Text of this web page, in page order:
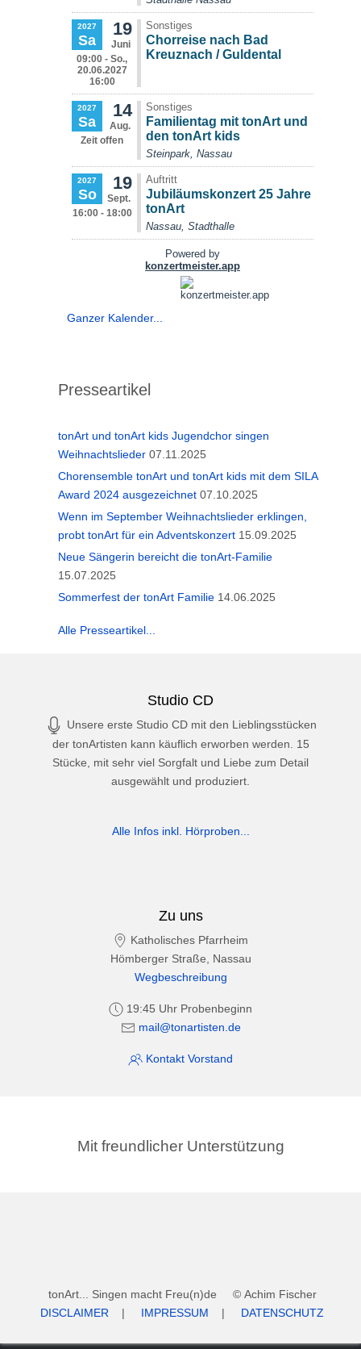
Ganzer Kalender...
Presseartikel
tonArt und tonArt kids Jugendchor singen
Weihnachtslieder 07.11.2025
Chorensemble tonArt und tonArt kids mit dem SILA
Award 2024 ausgezeichnet 07.10.2025
Wenn im September Weihnachtslieder erklingen,
probt tonArt für ein Adventskonzert 15.09.2025
Neue Sängerin bereicht die tonArt-Familie
15.07.2025
Sommerfest der tonArt Familie 14.06.2025
Alle Presseartikel...
Studio CD
Unsere erste Studio CD mit den Lieblingsstücken
der tonArtisten kann käuflich erworben werden. 15
Stücke, mit sehr viel Sorgfalt und Liebe zum Detail
ausgewählt und produziert.
Alle Infos inkl. Hörproben...
Zu uns
Katholisches Pfarrheim
Hömberger Straße, Nassau
Wegbeschreibung
19:45 Uhr Probenbeginn
mail@tonartisten.de
Kontakt Vorstand
Mit freundlicher Unterstützung
tonArt... Singen macht Freu(n)de © Achim Fischer
DISCLAIMER | IMPRESSUM | DATENSCHUTZ